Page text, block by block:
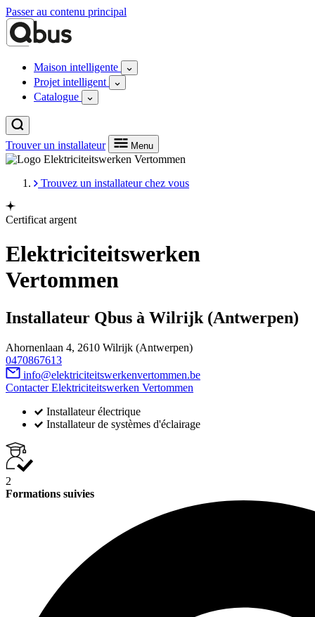
Passer au contenu principal
Maison intelligente
Projet intelligent
Catalogue
Trouver un installateur Menu
Trouvez un installateur chez vous
Certificat argent
Elektriciteitswerken
Vertommen
Installateur Qbus à Wilrijk (Antwerpen)
Ahornenlaan 4, 2610 Wilrijk (Antwerpen)
0470867613
info@elektriciteitswerkenvertommen.be
Contacter Elektriciteitswerken Vertommen
Installateur électrique
Installateur de systèmes d'éclairage
2
Formations suivies